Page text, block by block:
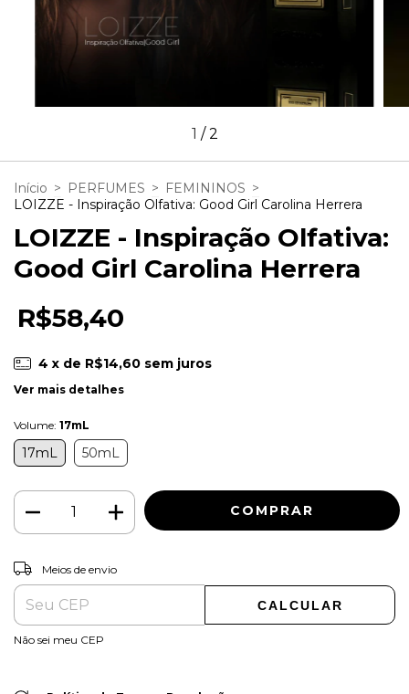
1 /2
Início > PERFUMES > FEMININOS >
LOIZZE - Inspiração Olfativa: Good Girl Carolina Herrera
LOIZZE - Inspiração Olfativa:
Good Girl Carolina Herrera
R$58,40
4 x de R$14,60 sem juros
Ver mais detalhes
Volume: 17mL
17mL 50mL
Entregas para o CEP:
Meios de envio
CALCULAR
Não sei meu CEP